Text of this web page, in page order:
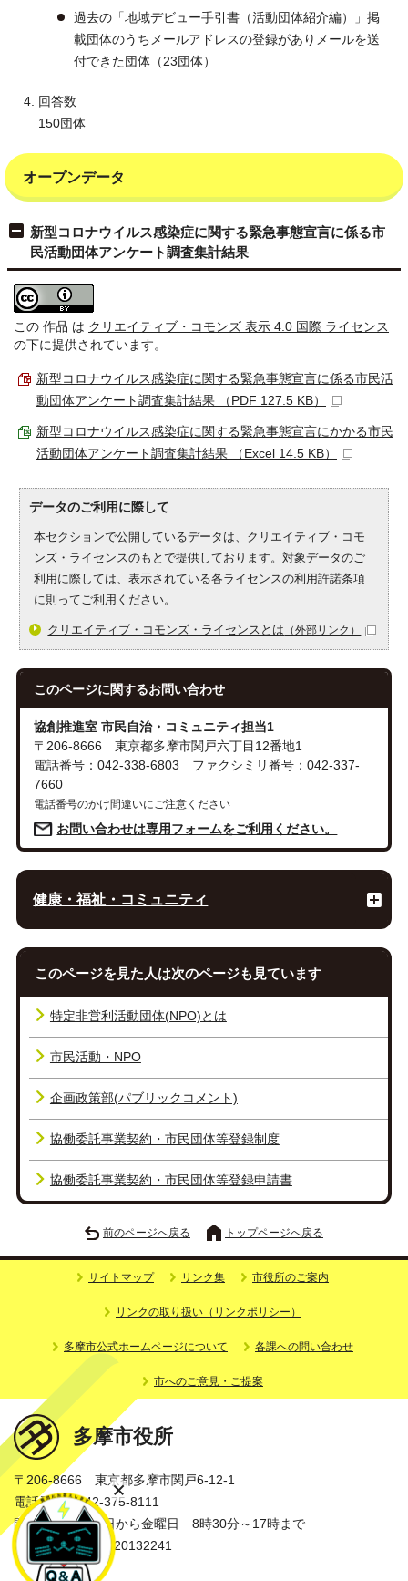
過去の「地域デビュー手引書（活動団体紹介編）」掲
載団体のうちメールアドレスの登録がありメールを送
付できた団体（23団体）
回答数
150団体
オープンデータ
新型コロナウイルス感染症に関する緊急事態宣言に係る市
民活動団体アンケート調査集計結果
この 作品 は クリエイティブ・コモンズ 表示 4.0 国際 ライセンス
の下に提供されています。
新型コロナウイルス感染症に関する緊急事態宣言に係る市民活
動団体アンケート調査集計結果 （PDF 127.5 KB）
新型コロナウイルス感染症に関する緊急事態宣言にかかる市民
活動団体アンケート調査集計結果 （Excel 14.5 KB）
データのご利用に際して
本セクションで公開しているデータは、クリエイティブ・コモ
ンズ・ライセンスのもとで提供しております。対象データのご
利用に際しては、表示されている各ライセンスの利用許諾条項
に則ってご利用ください。
クリエイティブ・コモンズ・ライセンスとは （外部リンク）
このページに関するお問い合わせ
協創推進室 市民自治・コミュニティ担当1
〒206-8666 東京都多摩市関戸六丁目12番地1
電話番号：042-338-6803 ファクシミリ番号：042-337-
7660
電話番号のかけ間違いにご注意ください
お問い合わせは専用フォームをご利用ください。
健康・福祉・コミュニティ
このページを見た人は次のページも見ています
特定非営利活動団体(NPO)とは
市民活動・NPO
企画政策部(パブリックコメント)
協働委託事業契約・市民団体等登録制度
協働委託事業契約・市民団体等登録申請書
前のページへ戻る トップページへ戻る
サイトマップ リンク集 市役所のご案内
リンクの取り扱い（リンクポリシー）
多摩市公式ホームページについて 各課への問い合わせ
市へのご意見・ご提案
多摩市役所
〒206-8666 東京都多摩市関戸6-12-1
電話番号：042-375-8111
開庁時間：月曜日から金曜日 8時30分～17時まで
法人番号：3000020132241